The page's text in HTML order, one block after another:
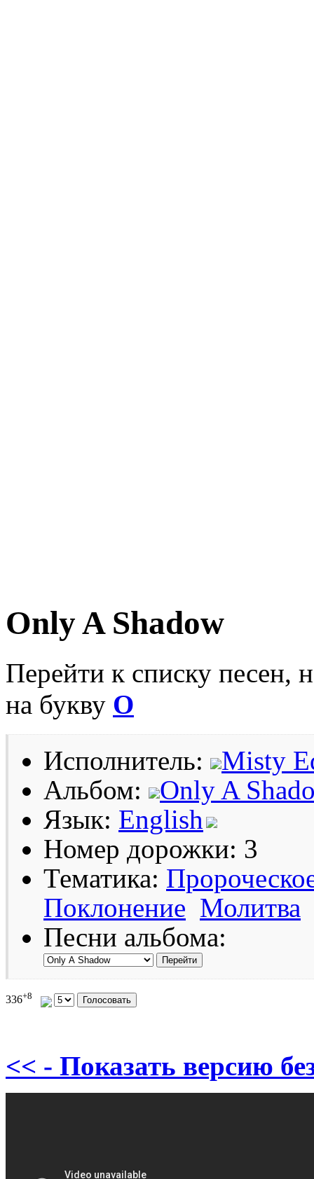
Only A Shadow
Перейти к списку песен,
на букву O
Исполнитель:
Misty
Альбом:
Only A
Язык: English
Номер дорожки: 3
Тематика:
Поклонение Молитва
Песни альбома:
336+8
<< - Показать версию